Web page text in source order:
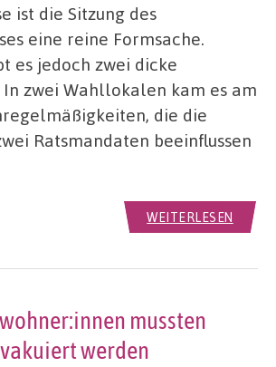
ist die Sitzung des
eine reine Formsache.
es jedoch zwei dicke
zwei Wahllokalen kam es am
die die
Ratsmandaten beeinflussen
WEITERLESEN
mussten
werden